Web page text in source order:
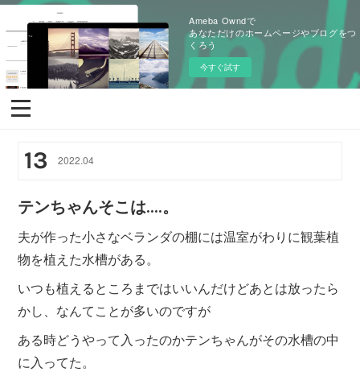
Ameba Owndで
あなただけのホームページやブログをつ
くろう
今すぐ試す
13 2022.04
テンちゃんそこは‥‥。
夫が作った小さなベランダの棚には温室がわりに観葉植
物を植えた水槽がある。
いつも植えるところまではいいんだけどあとは放ったら
かし、なんてことが多いのですが
ある時どうやって入ったのかテンちゃんがその水槽の中
に入ってた。